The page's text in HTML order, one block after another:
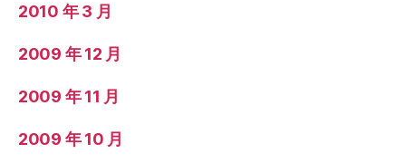
2010 年 3 月
2009 年 12 月
2009 年 11 月
2009 年 10 月